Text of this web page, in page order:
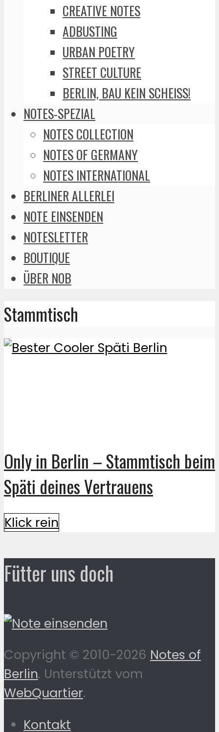
CREATIVE NOTES
ADBUSTING
URBAN POETRY
STREET CULTURE
BERLIN, BAU KEIN SCHEISS!
NOTES-SPEZIAL
NOTES COLLECTION
NOTES OF GERMANY
NOTES INTERNATIONAL
BERLINER ALLERLEI
NOTE EINSENDEN
NOTESLETTER
BOUTIQUE
ÜBER NOB
Stammtisch
Only in Berlin – Stammtisch beim
Späti deines Vertrauens
Klick rein
Fütter uns doch
Copyright © 2010-2026 Notes of
Berlin. Unterstützt vom
WebQuartier.
Kontakt